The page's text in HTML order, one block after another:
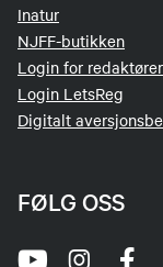
Inatur
NJFF-butikken
Login for redaktører
Login LetsReg
Digitalt
FØLG OSS